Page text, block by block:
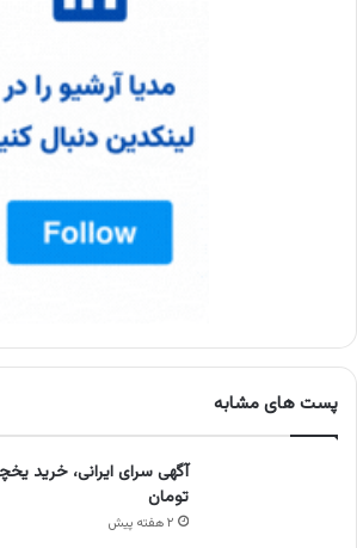
پست های مشابه
تومان
۲ هفته پیش